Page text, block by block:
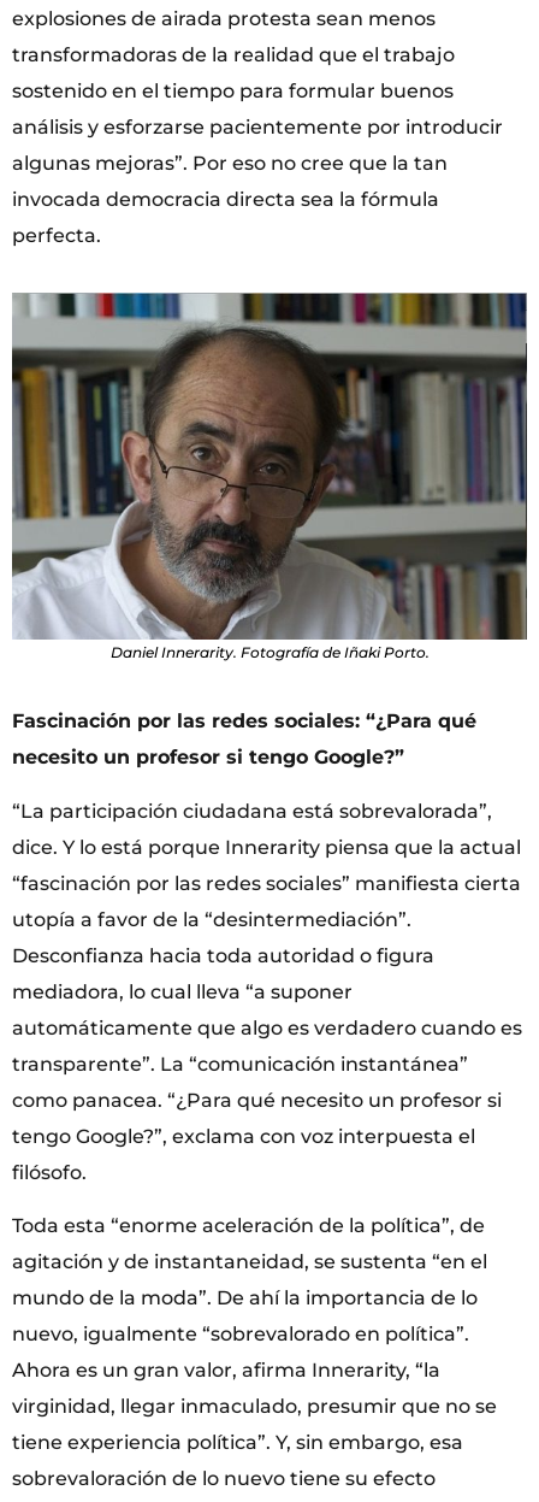
explosiones de airada protesta sean menos
transformadoras de la realidad que el trabajo
sostenido en el tiempo para formular buenos
análisis y esforzarse pacientemente por introducir
algunas mejoras”. Por eso no cree que la tan
invocada democracia directa sea la fórmula
perfecta.
Daniel Innerarity. Fotografía de Iñaki Porto.
Fascinación por las redes sociales: “¿Para qué
necesito un profesor si tengo Google?”
“La participación ciudadana está sobrevalorada”,
dice. Y lo está porque Innerarity piensa que la actual
“fascinación por las redes sociales” manifiesta cierta
utopía a favor de la “desintermediación”.
Desconfianza hacia toda autoridad o figura
mediadora, lo cual lleva “a suponer
automáticamente que algo es verdadero cuando es
transparente”. La “comunicación instantánea”
como panacea. “¿Para qué necesito un profesor si
tengo Google?”, exclama con voz interpuesta el
filósofo.
Toda esta “enorme aceleración de la política”, de
agitación y de instantaneidad, se sustenta “en el
mundo de la moda”. De ahí la importancia de lo
nuevo, igualmente “sobrevalorado en política”.
Ahora es un gran valor, afirma Innerarity, “la
virginidad, llegar inmaculado, presumir que no se
tiene experiencia política”. Y, sin embargo, esa
sobrevaloración de lo nuevo tiene su efecto